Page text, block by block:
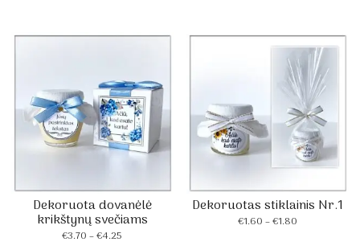
Dekoruota dovanėlė
krikštynų svečiams
€3.70 –€4.25
Dekoruotas stiklainis Nr.1
€1.60 –€1.80